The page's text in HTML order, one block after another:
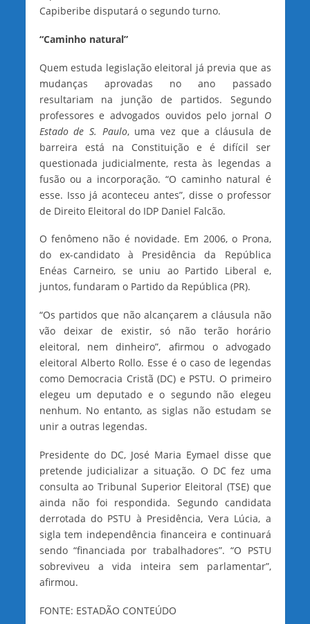
Capiberibe disputará o segundo turno.
“Caminho natural”
Quem estuda legislação eleitoral já previa que as
mudanças aprovadas no ano passado
resultariam na junção de partidos. Segundo
professores e advogados ouvidos pelo jornal O
Estado de S. Paulo, uma vez que a cláusula de
barreira está na Constituição e é difícil ser
questionada judicialmente, resta às legendas a
fusão ou a incorporação. “O caminho natural é
esse. Isso já aconteceu antes”, disse o professor
de Direito Eleitoral do IDP Daniel Falcão.
O fenômeno não é novidade. Em 2006, o Prona,
do ex-candidato à Presidência da República
Enéas Carneiro, se uniu ao Partido Liberal e,
juntos, fundaram o Partido da República (PR).
“Os partidos que não alcançarem a cláusula não
vão deixar de existir, só não terão horário
eleitoral, nem dinheiro”, afirmou o advogado
eleitoral Alberto Rollo. Esse é o caso de legendas
como Democracia Cristã (DC) e PSTU. O primeiro
elegeu um deputado e o segundo não elegeu
nenhum. No entanto, as siglas não estudam se
unir a outras legendas.
Presidente do DC, José Maria Eymael disse que
pretende judicializar a situação. O DC fez uma
consulta ao Tribunal Superior Eleitoral (TSE) que
ainda não foi respondida. Segundo candidata
derrotada do PSTU à Presidência, Vera Lúcia, a
sigla tem independência financeira e continuará
sendo “financiada por trabalhadores”. “O PSTU
sobreviveu a vida inteira sem parlamentar”,
afirmou.
FONTE: ESTADÃO CONTEÚDO